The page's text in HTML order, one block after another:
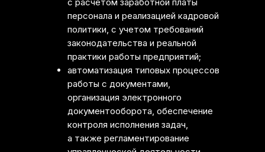
персонала и реализацией кадровой
политики, с учетом требований
законодательства и реальной
практики работы предприятий;
автоматизация типовых процессов
работы с документами,
организация электронного
документооборота, обеспечение
контроля исполнения задач,
а также регламентирование